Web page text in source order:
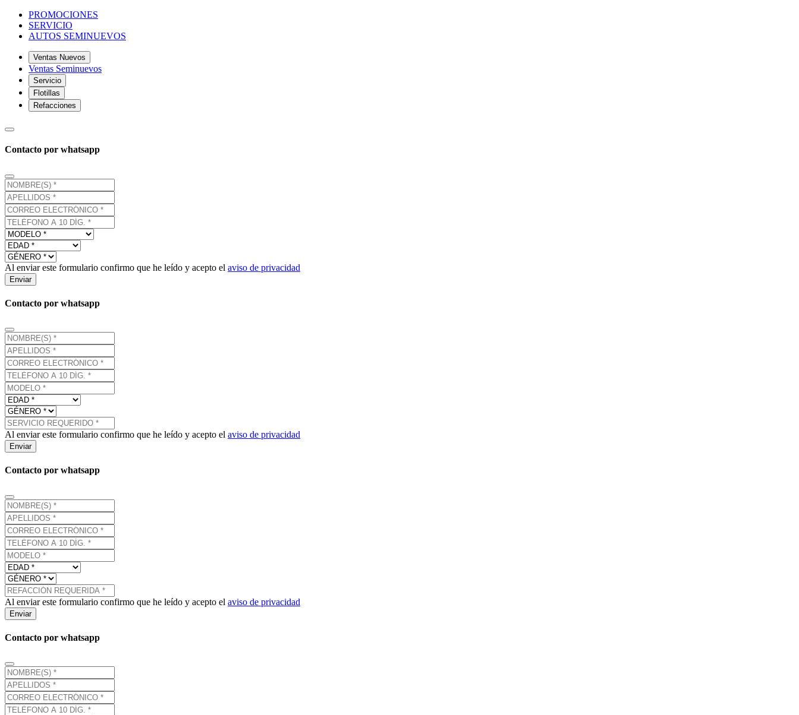
PROMOCIONES
SERVICIO
AUTOS SEMINUEVOS
Ventas Nuevos
Ventas Seminuevos
Servicio
Flotillas
Refacciones
Contacto por whatsapp
Al enviar este formulario confirmo que he leído y acepto el aviso de privacidad
Enviar
Contacto por whatsapp
Al enviar este formulario confirmo que he leído y acepto el aviso de privacidad
Enviar
Contacto por whatsapp
Al enviar este formulario confirmo que he leído y acepto el aviso de privacidad
Enviar
Contacto por whatsapp